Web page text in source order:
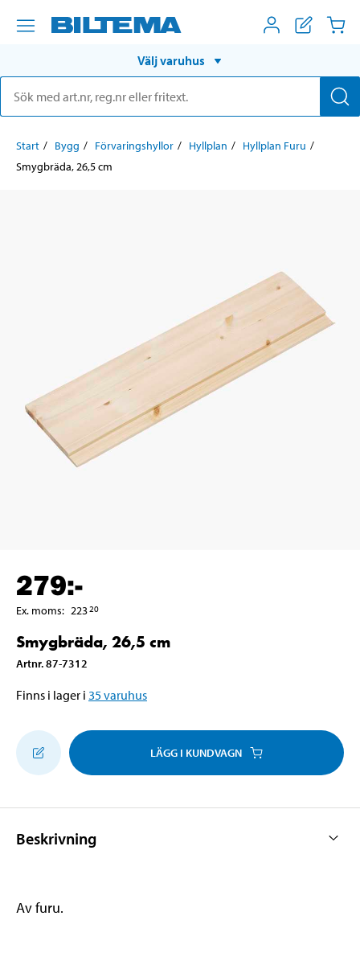
Välj varuhus
Start Bygg Förvaringshyllor Hyllplan
Hyllplan Furu
Smygbräda, 26,5 cm
279:-
Ex. moms: 22320
Smygbräda, 26,5 cm
Artnr.87-7312
Finns i lager i 35varuhus
LÄGG I KUNDVAGN
Beskrivning
Av furu.